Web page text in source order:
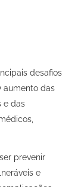
desafios
aumento das
e das
prevenir
e